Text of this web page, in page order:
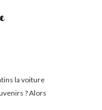
la voiture
? Alors